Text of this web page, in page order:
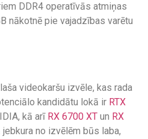
DDR4 operatīvās atmiņas
nākotnē pie vajadzības varētu
videokaršu izvēle, kas rada
kandidātu lokā ir RTX
kā arī RX 6700 XT un RX
no izvēlēm būs laba,